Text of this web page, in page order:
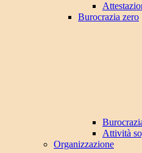
Burocrazia zero
Attività
Organizzazione